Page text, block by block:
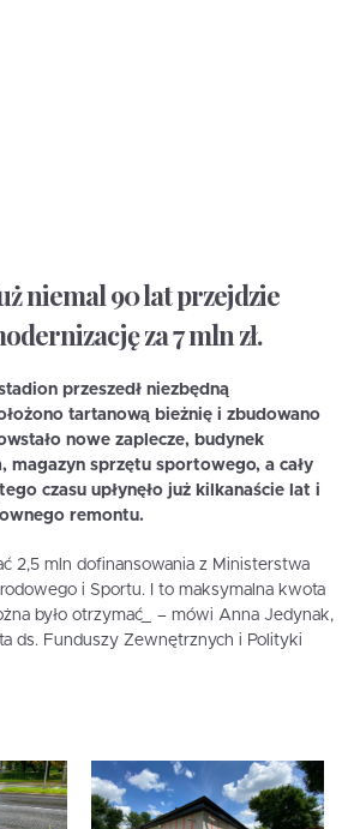
niemal 90 lat przejdzie
za 7 mln zł.
przeszedł niezbędną
tartanową bieżnię i zbudowano
nowe zaplecze, budynek
magazyn sprzętu sportowego, a cały
czasu upłynęło już kilkanaście lat i
remontu.
2,5 mln dofinansowania z Ministerstwa
i Sportu. I to maksymalna kwota
było otrzymać_ – mówi Anna Jedynak,
ds. Funduszy Zewnętrznych i Polityki